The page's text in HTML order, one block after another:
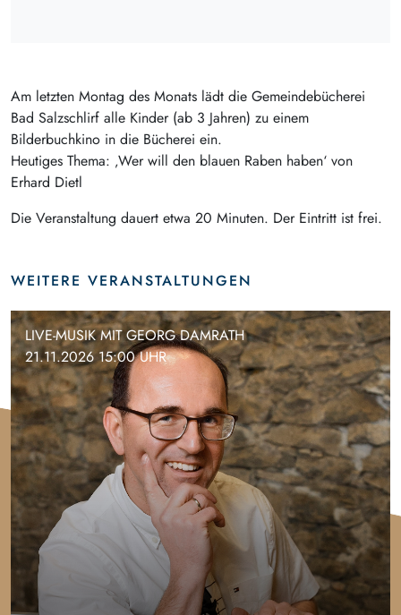
Am letzten Montag des Monats lädt die Gemeindebücherei
Bad Salzschlirf alle Kinder (ab 3 Jahren) zu einem
Bilderbuchkino in die Bücherei ein.
Heutiges Thema: ‚Wer will den blauen Raben haben‘ von
Erhard Dietl
Die Veranstaltung dauert etwa 20 Minuten. Der Eintritt ist frei.
WEITERE VERANSTALTUNGEN
LIVE-MUSIK MIT GEORG DAMRATH
21.11.2026 15:00 UHR